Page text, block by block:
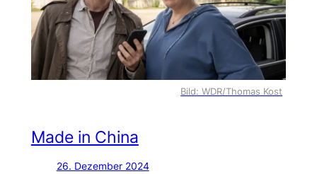
Bild: WDR/Thomas Kost
Made in China
26. Dezember 2024